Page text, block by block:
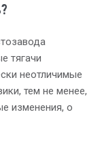
тягачи
неотличимые
тем не менее,
изменения, о